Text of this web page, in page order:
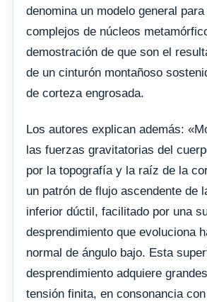
denomina un modelo general
complejos de núcleos
demostración de que son el
de un cinturón montañoso
de corteza engrosada.
Los autores explican además:
las fuerzas gravitatorias del
por la topografía y la raíz de la
un patrón de flujo ascendente de
inferior dúctil, facilitado por una
desprendimiento que evoluciona
normal de ángulo bajo. Esta
desprendimiento adquiere
tensión finita, en consonancia